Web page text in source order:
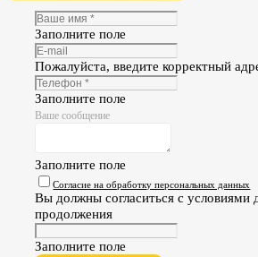
Заполните поле
Пожалуйста, введите корректный
Заполните поле
Ваше сообщение
Заполните поле
Согласие на обработку персональных данных
Вы должны согласиться с условиями
продолжения
Заполните поле